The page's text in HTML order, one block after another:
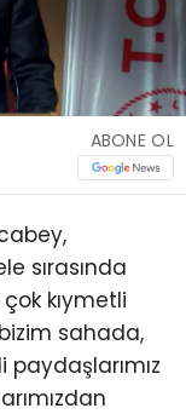
ABONE OL
sırasında
kıymetli
sahada,